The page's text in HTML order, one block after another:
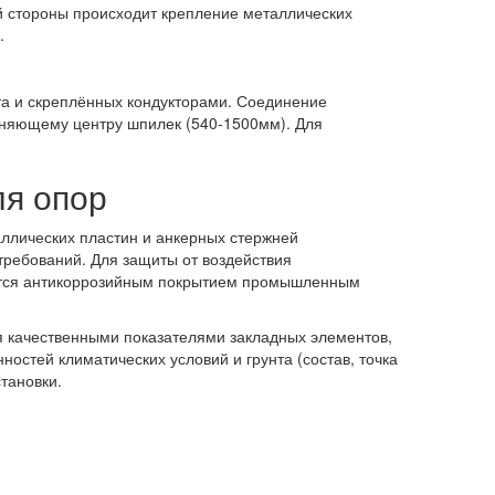
происходит крепление металлических
и скреплённых кондукторами. Соединение
центру шпилек (540-1500мм). Для
опор
пластин и анкерных стержней
Для защиты от воздействия
антикоррозийным покрытием промышленным
показателями закладных элементов,
климатических условий и грунта (состав, точка